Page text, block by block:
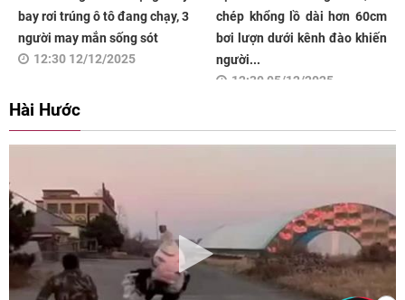
bay rơi trúng ô tô đang chạy, 3
người may mắn sống sót
12:30 12/12/2025
chép khổng lồ dài hơn 60cm
bơi lượn dưới kênh đào khiến
người...
12:30 05/12/2025
Hài Hước